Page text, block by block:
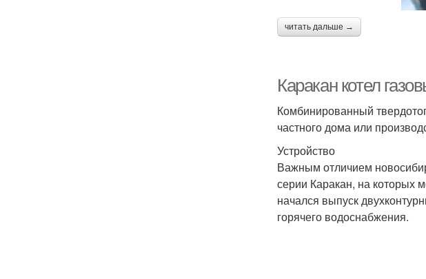
читать дальше →
Каракан котел
Комбинированный
частного дома или
Устройство
Важным отличием
серии Каракан, на которых
начался выпуск
горячего водоснабжения.